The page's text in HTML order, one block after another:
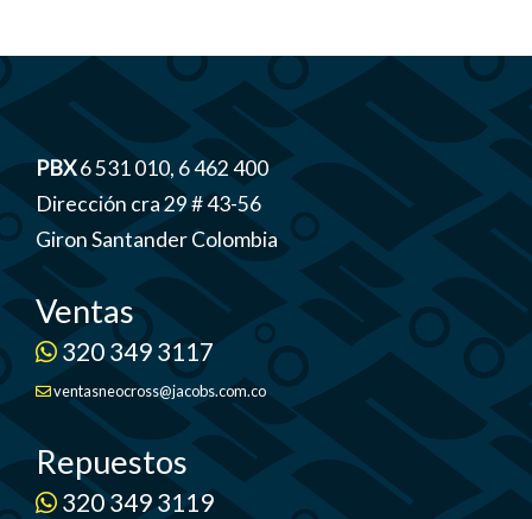
PBX6 531 010, 6 462 400
Dirección cra 29 # 43-56
Giron Santander Colombia
Ventas
320 349 3117
ventasneocross@jacobs.com.co
Repuestos
320 349 3119